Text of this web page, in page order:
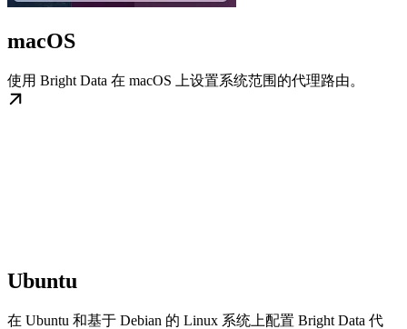
macOS
使用 Bright Data 在 macOS 上设置系统范围的代理路由。
Ubuntu
在 Ubuntu 和基于 Debian 的 Linux 系统上配置 Bright Data 代